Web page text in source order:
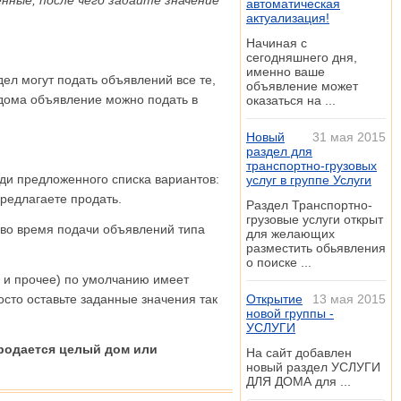
могут подать объявлений все те,
объявление можно подать в
предложенного списка вариантов:
продать.
время подачи объявлений типа
и прочее) по умолчанию имеет
оставьте заданные значения так
целый дом или
автоматическая
актуализация!
Начиная с
сегодняшнего дня,
именно ваше
объявление может
оказаться на ...
31 мая 2015
Новый
раздел для
транспортно-грузовых
услуг в группе Услуги
Раздел Транспортно-
грузовые услуги открыт
для желающих
разместить обьявления
о поиске ...
13 мая 2015
Открытие
новой группы -
УСЛУГИ
На сайт добавлен
новый раздел УСЛУГИ
ДЛЯ ДОМА для ...